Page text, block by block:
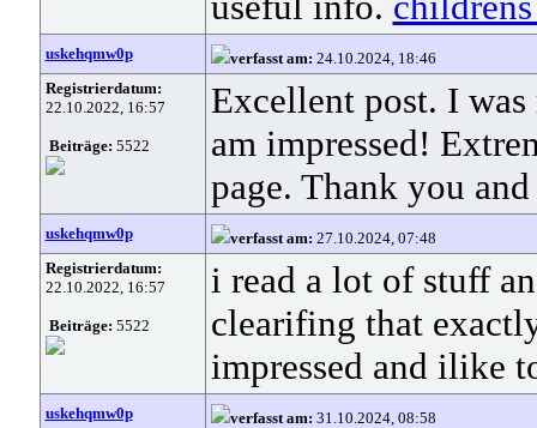
uskehqmw0p verfasst am: 24.10.2024, 18:46
Registrierdatum:
22.10.2022, 16:57
Beiträge: 5522
Excellent post. I
am impressed!
page. Thank you
uskehqmw0p verfasst am: 27.10.2024, 07:48
Registrierdatum:
22.10.2022, 16:57
Beiträge: 5522
i read a lot of stuff
clearifing that
impressed and ilike
uskehqmw0p verfasst am: 31.10.2024, 08:58